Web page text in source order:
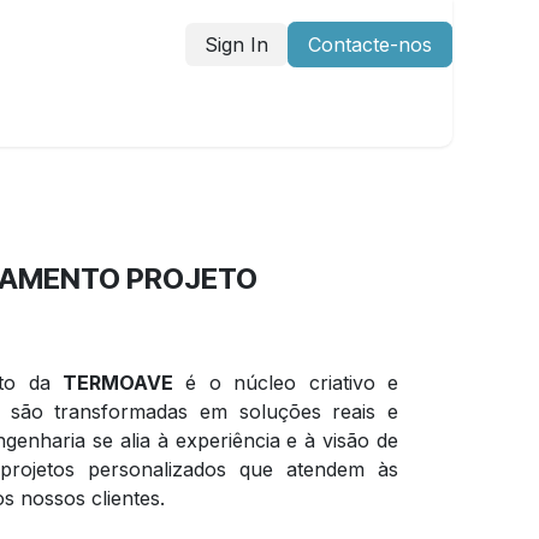
Sign In Contacte-nos
PROJETO
da TERMOAVE é o núcleo criativo e
são transformadas em soluções reais e
se alia à experiência e à visão de
personalizados que atendem às
nossos clientes.